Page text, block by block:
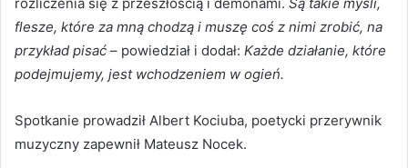
flesze, które za mną chodzą i muszę coś z nimi zrobić, na
przykład pisać – powiedział i dodał: Każde działanie, które
podejmujemy, jest wchodzeniem w ogień.
Spotkanie prowadził Albert Kociuba, poetycki przerywnik
muzyczny zapewnił Mateusz Nocek.